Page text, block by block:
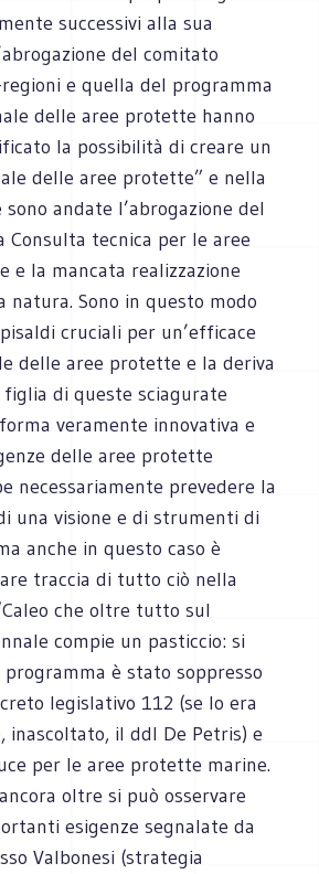
successivi alla sua
del comitato
e quella del programma
delle aree protette hanno
la possibilità di creare un
delle aree protette” e nella
andate l’abrogazione del
Consulta tecnica per le aree
e la mancata realizzazione
natura. Sono in questo modo
cruciali per un’efficace
delle aree protette e la deriva
di queste sciagurate
veramente innovativa e
delle aree protette
necessariamente prevedere la
una visione e di strumenti di
anche in questo caso è
traccia di tutto ciò nella
che oltre tutto sul
compie un pasticcio: si
è stato soppresso
legislativo 112 (se lo era
inascoltato, il ddl De Petris) e
per le aree protette marine.
oltre si può osservare
esigenze segnalate da
Valbonesi (strategia